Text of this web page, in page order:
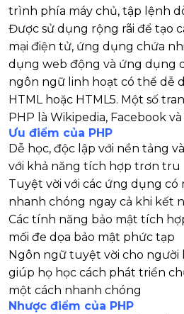
trình phía máy chủ, tập lệnh
Được sử dụng rộng rãi để tạo
mại điện tử, ứng dụng chứa
dụng web động và ứng dụng
ngôn ngữ linh hoạt có thể dễ
HTML hoặc HTML5. Một số
PHP là Wikipedia, Facebook và
Ưu điểm của PHP
Dễ học, độc lập với nền tảng
với khả năng tích hợp trơn tru
Tuyệt vời với các ứng dụng có
nhanh chóng ngay cả khi kết
Các tính năng bảo mật tích
mối đe dọa bảo mật phức tạp
Ngôn ngữ tuyệt vời cho người
giúp họ học cách phát triển
một cách nhanh chóng
Nhược điểm của PHP